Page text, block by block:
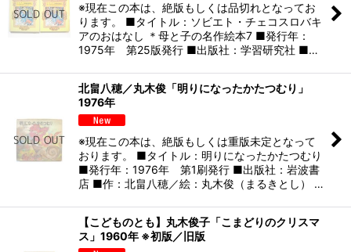
※現在この本は、絶版もしくは品切れとなってお
ります。 ■タイトル：ソビエト・チェコスロバキ
アのおはなし ＊母と子の名作絵本7 ■発行年：
1975年 第25版発行 ■出版社：学習研究社 ■…
北畠八穂／丸木俊「明りになったかたつむり」
1976年
※現在この本は、絶版もしくは重版未定となって
おります。 ■タイトル：明りになったかたつむり
■発行年：1976年 第1刷発行 ■出版社：岩波書
店 ■作：北畠八穂／絵：丸木俊（まるきとし） …
【こどものとも】丸木俊子「こまどりのクリスマ
ス」1960年 ※初版／旧版